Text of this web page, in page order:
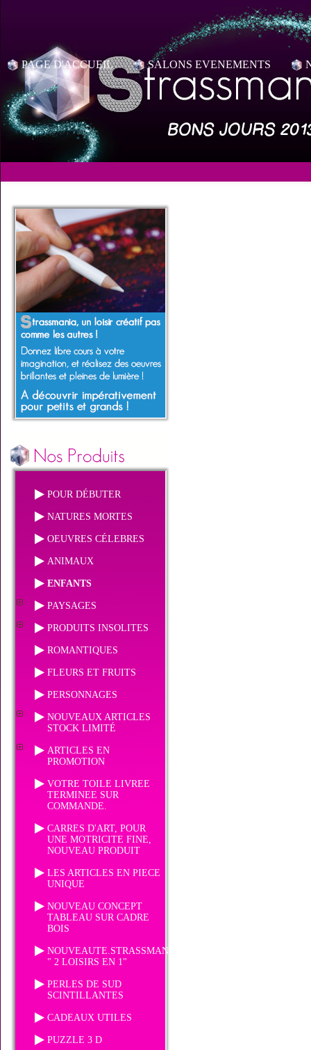
PAGE D'ACCUEIL SALONS EVENEMENTS
POUR DÉBUTER
NATURES MORTES
OEUVRES CÉLEBRES
ANIMAUX
ENFANTS
PAYSAGES
PRODUITS INSOLITES
ROMANTIQUES
FLEURS ET FRUITS
PERSONNAGES
NOUVEAUX ARTICLES
STOCK LIMITÉ
ARTICLES EN
PROMOTION
VOTRE TOILE LIVREE
TERMINEE SUR
COMMANDE.
CARRES D'ART, POUR
UNE MOTRICITE FINE,
NOUVEAU PRODUIT
LES ARTICLES EN PIECE
UNIQUE
NOUVEAU CONCEPT
TABLEAU SUR CADRE
BOIS
NOUVEAUTE.STRASSMANIA
" 2 LOISIRS EN 1"
PERLES DE SUD
SCINTILLANTES
CADEAUX UTILES
PUZZLE 3 D